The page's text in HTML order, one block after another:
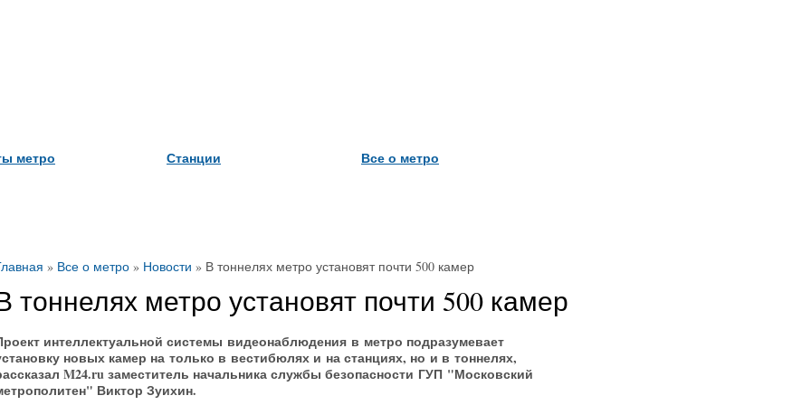
метро Станции Все о метро
» Все о метро » Новости » В тоннелях метро установят почти 500 камер
тоннелях метро установят почти 500 камер
интеллектуальной системы видеонаблюдения в метро подразумевает
новых камер на только в вестибюлях и на станциях, но и в тоннелях,
M24.ru заместитель начальника службы безопасности ГУП "Московский
Виктор Зуихин.